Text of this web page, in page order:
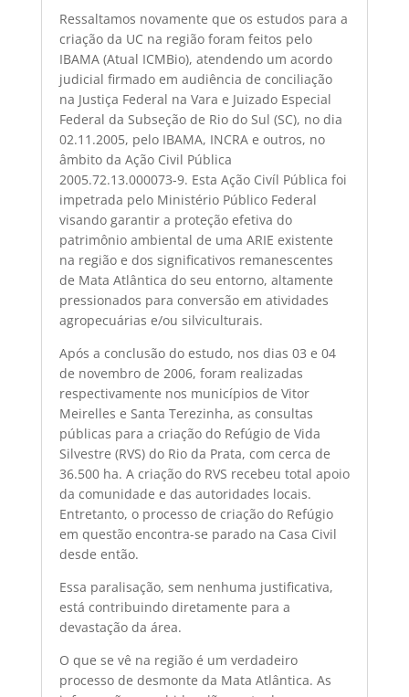
Ressaltamos novamente que os estudos para a
criação da UC na região foram feitos pelo
IBAMA (Atual ICMBio), atendendo um acordo
judicial firmado em audiência de conciliação
na Justiça Federal na Vara e Juizado Especial
Federal da Subseção de Rio do Sul (SC), no dia
02.11.2005, pelo IBAMA, INCRA e outros, no
âmbito da Ação Civil Pública
2005.72.13.000073-9. Esta Ação Civíl Pública foi
impetrada pelo Ministério Público Federal
visando garantir a proteção efetiva do
patrimônio ambiental de uma ARIE existente
na região e dos significativos remanescentes
de Mata Atlântica do seu entorno, altamente
pressionados para conversão em atividades
agropecuárias e/ou silviculturais.
Após a conclusão do estudo, nos dias 03 e 04
de novembro de 2006, foram realizadas
respectivamente nos municípios de Vitor
Meirelles e Santa Terezinha, as consultas
públicas para a criação do Refúgio de Vida
Silvestre (RVS) do Rio da Prata, com cerca de
36.500 ha. A criação do RVS recebeu total apoio
da comunidade e das autoridades locais.
Entretanto, o processo de criação do Refúgio
em questão encontra-se parado na Casa Civil
desde então.
Essa paralisação, sem nenhuma justificativa,
está contribuindo diretamente para a
devastação da área.
O que se vê na região é um verdadeiro
processo de desmonte da Mata Atlântica. As